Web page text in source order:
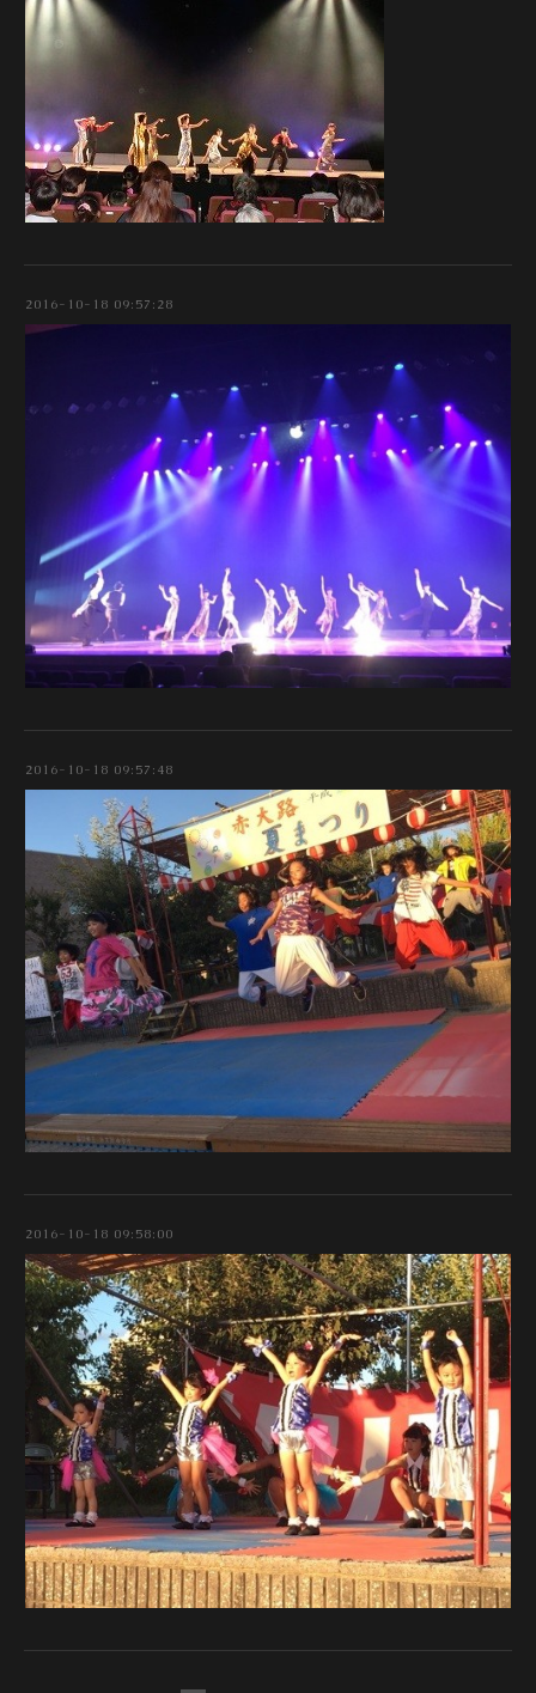
2016-10-18 09:57:28
2016-10-18 09:57:48
2016-10-18 09:58:00